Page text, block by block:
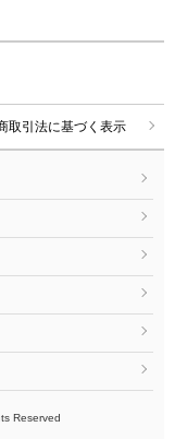
取引法に基づく表示
Reserved